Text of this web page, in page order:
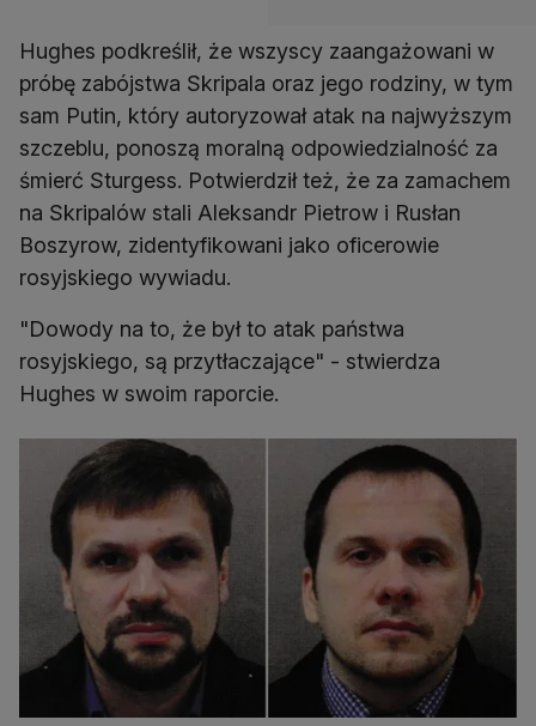
Hughes podkreślił, że wszyscy zaangażowani w
próbę zabójstwa Skripala oraz jego rodziny, w tym
sam Putin, który autoryzował atak na najwyższym
szczeblu, ponoszą moralną odpowiedzialność za
śmierć Sturgess. Potwierdził też, że za zamachem
na Skripalów stali Aleksandr Pietrow i Rusłan
Boszyrow, zidentyfikowani jako oficerowie
rosyjskiego wywiadu.
"Dowody na to, że był to atak państwa
rosyjskiego, są przytłaczające" - stwierdza
Hughes w swoim raporcie.